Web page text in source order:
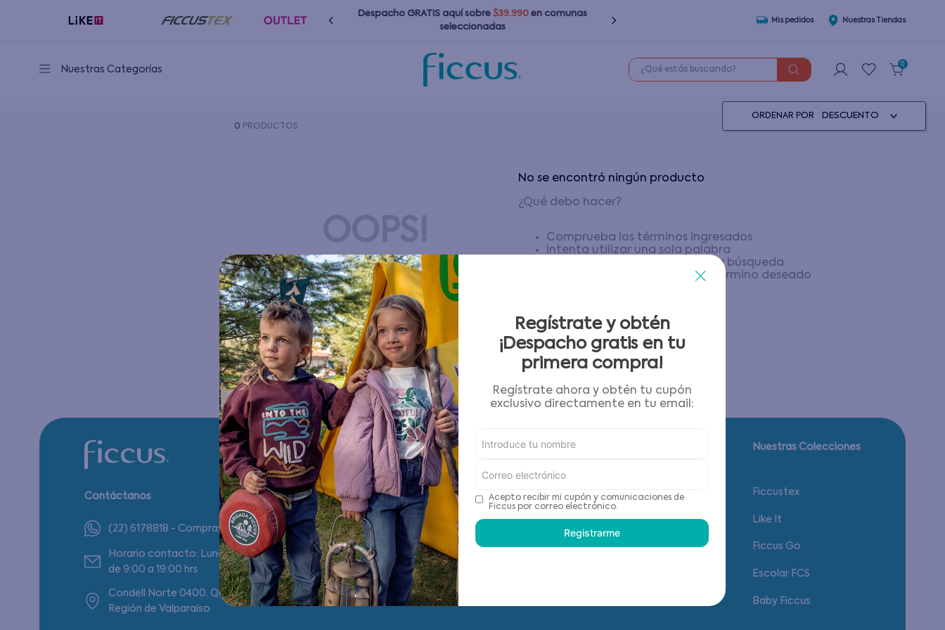
Despacho GRATIS aquísobre $39.990en comunas
seleccionadas
Mis pedidos Nuestras Tiendas
Nuestras Categorías
¿Qué estás buscando?
5 bota agua
7. impermeable
8. chaquetas
9. botas agua
10. pijama
0
0 PRODUCTOS
ORDENAR POR DESCUENTO
OOPS!
No se encontró ningún producto
¿Qué debo hacer?
Comprueba los términos ingresados
Intenta utilizar una sola palabra
Utiliza términos genéricos en la búsqueda
Intenta buscar sinónimos del término deseado
Anterior
Contáctanos
(22) 6178818 - Compras Internet
Horario contacto: Lunes a Viernes
de 9:00 a 19:00 hrs
Condell Norte 0400, Quilpué,
Región de Valparaíso
Centro de ayuda
Cambios y Devoluciones
Términos y Condiciones
Nuestras tiendas
Calzado
Vestuario
Accesorios
Nuestras Colecciones
Ficcustex
Like It
Ficcus Go
Escolar FCS
Baby Ficcus
Regístrate y obtén
¡Despacho gratis en tu
primera compra!
Regístrate ahora y obtén tu cupón
exclusivo directamente en tu email:
Acepto recibir mi cupón y comunicaciones de
Ficcus por correo electrónico.
Registrarme